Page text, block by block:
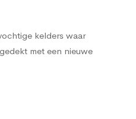
kelders waar
met een nieuwe